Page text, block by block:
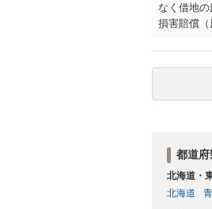
なく借地
損害賠償
有者は質
める行為
いのが私
直接埋め
都道
北海道・
北海道